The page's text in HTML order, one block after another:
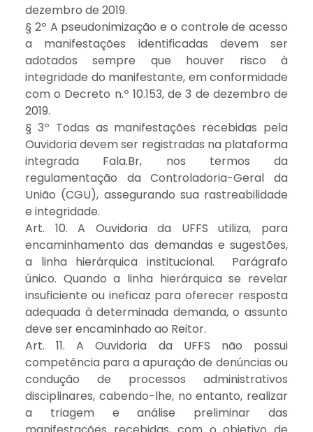
dezembro de 2019.
§ 2º A pseudonimização e o controle de acesso
a manifestações identificadas devem ser
adotados sempre que houver risco à
integridade do manifestante, em conformidade
com o Decreto n.º 10.153, de 3 de dezembro de
2019.
§ 3º Todas as manifestações recebidas pela
Ouvidoria devem ser registradas na plataforma
integrada Fala.Br, nos termos da
regulamentação da Controladoria-Geral da
União (CGU), assegurando sua rastreabilidade
e integridade.
Art. 10. A Ouvidoria da UFFS utiliza, para
encaminhamento das demandas e sugestões,
a linha hierárquica institucional. Parágrafo
único. Quando a linha hierárquica se revelar
insuficiente ou ineficaz para oferecer resposta
adequada à determinada demanda, o assunto
deve ser encaminhado ao Reitor.
Art. 11. A Ouvidoria da UFFS não possui
competência para a apuração de denúncias ou
condução de processos administrativos
disciplinares, cabendo-lhe, no entanto, realizar
a triagem e análise preliminar das